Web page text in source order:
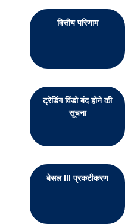
वित्तीय परिणाम
ट्रेडिंग विंडो बंद होने की
सूचना
बेसल III प्रकटीकरण